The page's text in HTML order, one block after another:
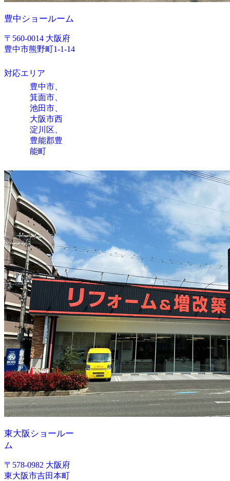
豊中ショールーム
〒560-0014 大阪府
豊中市熊野町1-1-14
対応エリア
豊中市、
箕面市、
池田市、
大阪市西
淀川区、
豊能郡豊
能町
東大阪ショールー
ム
〒578-0982 大阪府
東大阪市吉田本町